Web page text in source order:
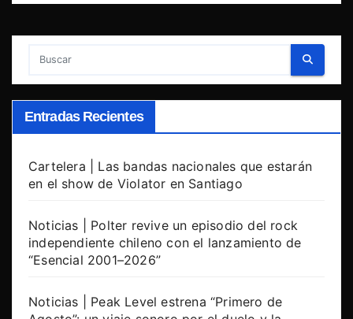
Entradas Recientes
Cartelera | Las bandas nacionales que estarán
en el show de Violator en Santiago
Noticias | Polter revive un episodio del rock
independiente chileno con el lanzamiento de
“Esencial 2001–2026”
Noticias | Peak Level estrena “Primero de